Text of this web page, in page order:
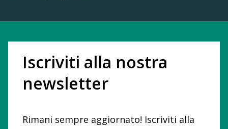
Iscriviti alla nostra
newsletter
Rimani sempre aggiornato! Iscriviti alla